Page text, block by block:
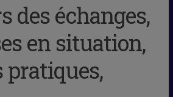
des échanges,
en situation,
pratiques,